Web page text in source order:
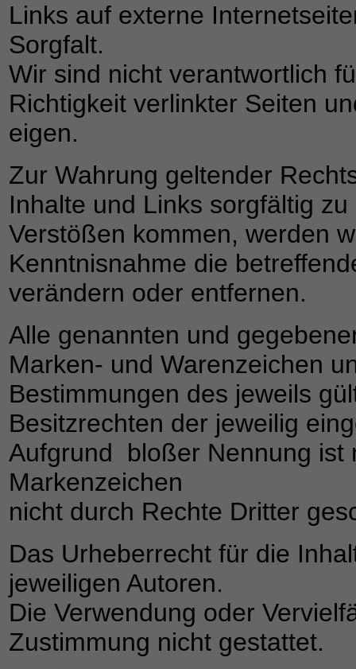
Links auf externe
Sorgfalt.
Wir sind nicht verantwortlich
Richtigkeit verlinkter Seiten
eigen.
Zur Wahrung geltender
Inhalte und Links sorgfältig
Verstößen kommen, werden
Kenntnisnahme die
verändern oder entfernen.
Alle genannten und
Marken- und Warenzeichen
Bestimmungen des jeweils
Besitzrechten der jeweilig
Aufgrund bloßer Nennung ist
Markenzeichen
nicht durch Rechte Dritter
Das Urheberrecht für die
jeweiligen Autoren.
Die Verwendung oder
Zustimmung nicht gestattet.